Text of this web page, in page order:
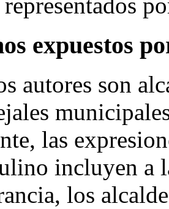
expuestos
autores son
las
incluyen a
los